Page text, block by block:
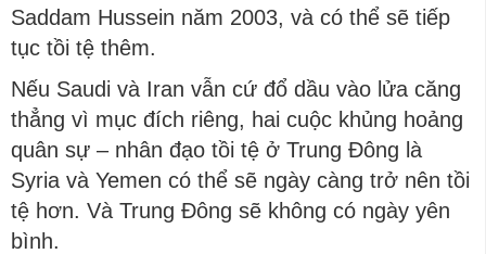
Saddam Hussein năm 2003, và có thể sẽ tiếp
tục tồi tệ thêm.
Nếu Saudi và Iran vẫn cứ đổ dầu vào lửa căng
thẳng vì mục đích riêng, hai cuộc khủng hoảng
quân sự – nhân đạo tồi tệ ở Trung Đông là
Syria và Yemen có thể sẽ ngày càng trở nên tồi
tệ hơn. Và Trung Đông sẽ không có ngày yên
bình.